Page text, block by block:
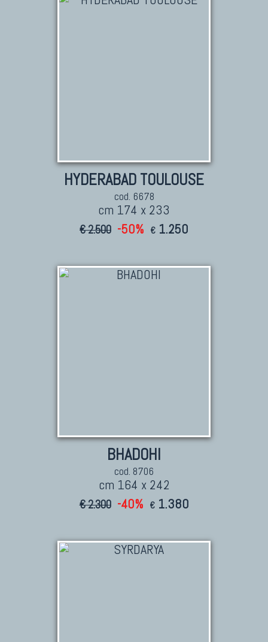
HYDERABAD TOULOUSE
cod. 6678
cm 174 x 233
€ 2.500 -50% € 1.250
BHADOHI
cod. 8706
cm 164 x 242
€ 2.300 -40% € 1.380